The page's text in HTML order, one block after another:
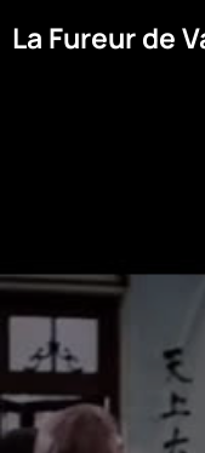
La Fureur de